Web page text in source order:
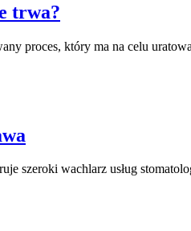
trwa?
proces, który ma na celu
szeroki wachlarz usług